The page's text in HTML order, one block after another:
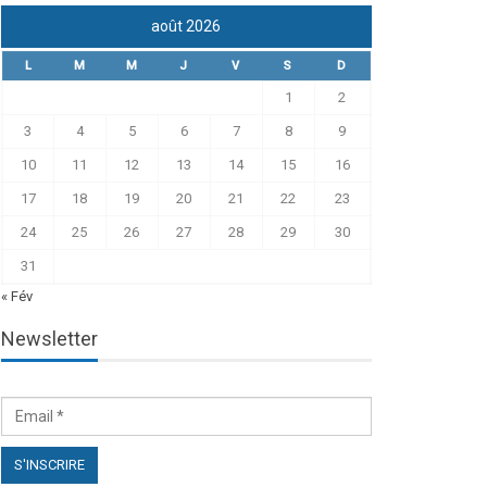
août 2026
L M M J V S D
1 2
3 4 5 6 7 8 9
10 11 12 13 14 15 16
17 18 19 20 21 22 23
24 25 26 27 28 29 30
31
« Fév
Newsletter